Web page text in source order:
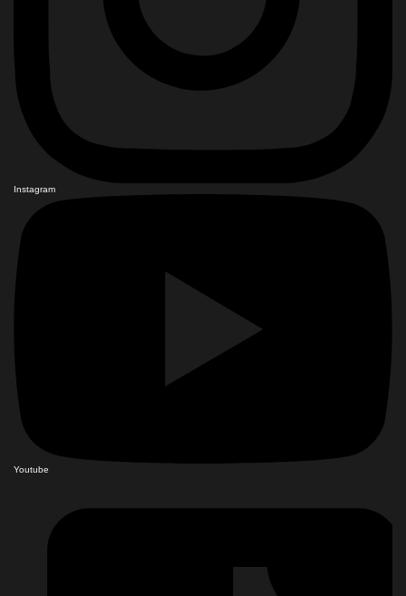
Instagram
Youtube